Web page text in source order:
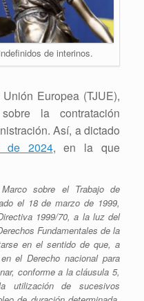
de interinos.
Europea (TJUE),
la contratación
Así, a dictado
de 2024, en la que
sobre el Trabajo de
el 18 de marzo de 1999,
1999/70, a la luz del
Fundamentales de la
en el sentido de que, a
el Derecho nacional para
conforme a la cláusula 5,
utilización de sucesivos